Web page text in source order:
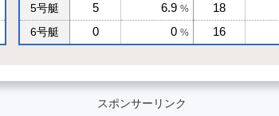
5号艇 5 6.9 % 18
6号艇 0 0 % 16
スポンサーリンク